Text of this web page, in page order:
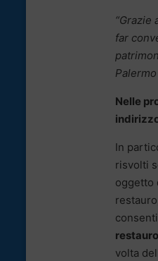
“Grazie
far
Nelle
In
risvolti
oggetto
volta